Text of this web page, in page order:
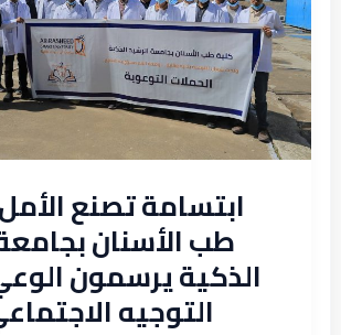
ابتسامة تصنع
طب الأسنان
الذكية يرسمون
التوجيه